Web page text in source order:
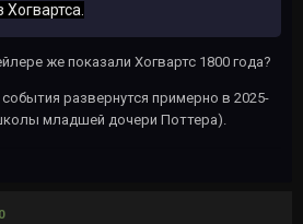
Хогвартса.
же показали Хогвартс 1800 года?
развернутся примерно в 2025-
младшей дочери Поттера).